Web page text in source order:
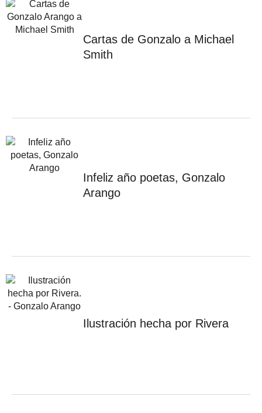
Cartas de Gonzalo a Michael
Smith
Infeliz año poetas, Gonzalo
Arango
Ilustración hecha por Rivera